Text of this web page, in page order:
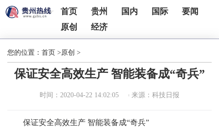
首页 贵州 国内 国际
要闻
原创
经济
您的位置： 首页 >原创 >
保证安全高效生产 智能装备成“奇兵”
时间：2020-04-22 14:02:05 来源：科技日报
保证安全高效生产 智能装备成“奇兵”